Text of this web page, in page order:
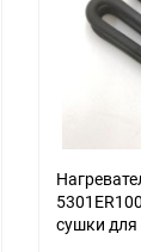
сушки для